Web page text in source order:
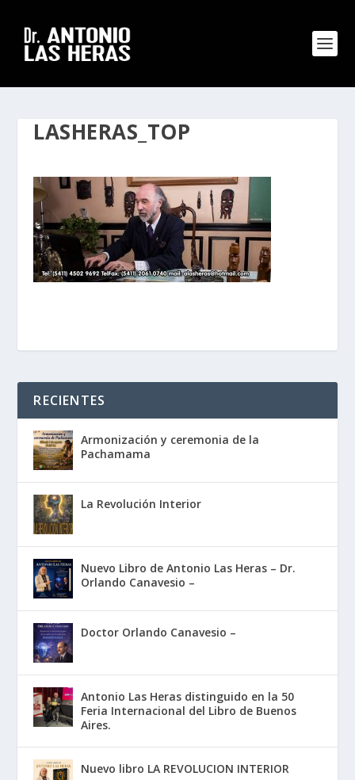
LASHERAS_TOP
RECIENTES
Armonización y ceremonia de la
Pachamama
La Revolución Interior
Nuevo Libro de Antonio Las Heras – Dr.
Orlando Canavesio –
Doctor Orlando Canavesio –
Antonio Las Heras distinguido en la 50
Feria Internacional del Libro de Buenos
Aires.
Nuevo libro LA REVOLUCION INTERIOR